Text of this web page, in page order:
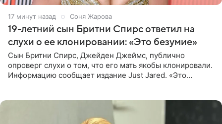
17 минут назад Соня Жарова
19-летний сын Бритни Спирс ответил на
слухи о ее клонировании: «Это безумие»
Сын Бритни Спирс, Джейден Джеймс, публично
опроверг слухи о том, что его мать якобы клонировали.
Информацию сообщает издание Just Jared. «Это